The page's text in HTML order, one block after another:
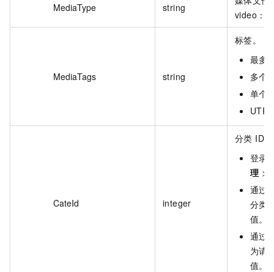
MediaType string
video：
MediaTags string
标签。
最多
多个
单个
CateId integer
分类 ID
登录
理 >
通过
分类
值。
通过
为请
值。